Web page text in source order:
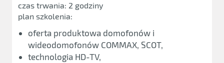
czas trwania: 2 godziny
plan szkolenia:
oferta produktowa domofonów i
wideodomofonów COMMAX, SCOT,
technologia HD-TV,